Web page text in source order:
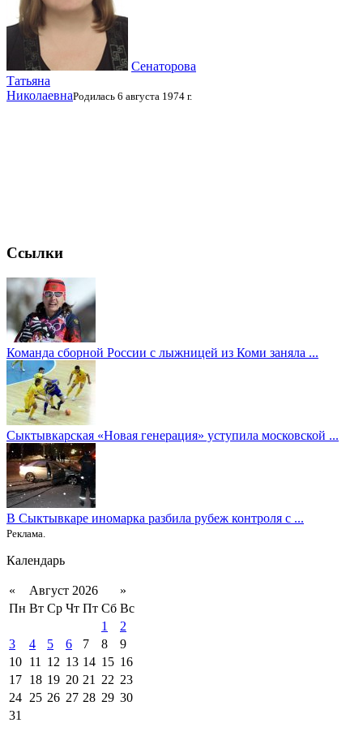
Сенаторова
Татьяна
НиколаевнаРодилась 6 августа 1974 г.
Ссылки
Команда сборной России с лыжницей из Коми заняла ...
Сыктывкарская «Новая генерация» уступила московской ...
В Сыктывкаре иномарка разбила рубеж контроля с ...
Реклама.
Календарь
« Август 2026
»
Пн Вт Ср Чт Пт Сб Вс
1
2
3
4 5 6 7 8
9
10 11 12 13 14 15 16
17 18 19 20 21 22 23
24 25 26 27 28 29 30
31